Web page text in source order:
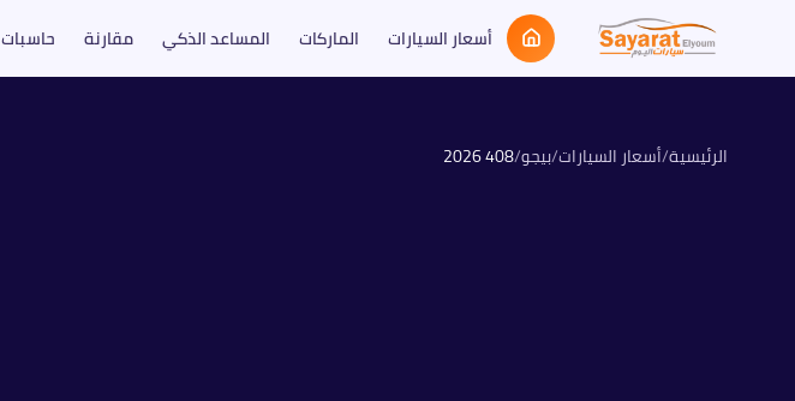
أسعار السيارات الماركات المساعد الذكي مقارنة حاسبات
الرئيسية/أسعار السيارات/بيجو/
408
2026